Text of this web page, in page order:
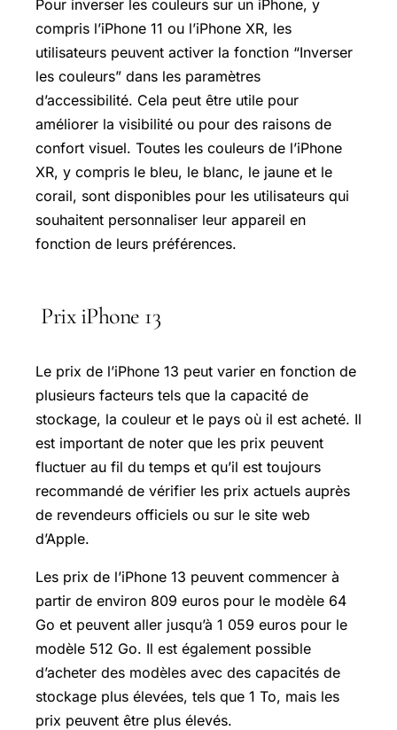
Pour inverser les couleurs sur un iPhone, y
compris l’iPhone 11 ou l’iPhone XR, les
utilisateurs peuvent activer la fonction “Inverser
les couleurs” dans les paramètres
d’accessibilité. Cela peut être utile pour
améliorer la visibilité ou pour des raisons de
confort visuel. Toutes les couleurs de l’iPhone
XR, y compris le bleu, le blanc, le jaune et le
corail, sont disponibles pour les utilisateurs qui
souhaitent personnaliser leur appareil en
fonction de leurs préférences.
Prix iPhone 13
Le prix de l’iPhone 13 peut varier en fonction de
plusieurs facteurs tels que la capacité de
stockage, la couleur et le pays où il est acheté. Il
est important de noter que les prix peuvent
fluctuer au fil du temps et qu’il est toujours
recommandé de vérifier les prix actuels auprès
de revendeurs officiels ou sur le site web
d’Apple.
Les prix de l’iPhone 13 peuvent commencer à
partir de environ 809 euros pour le modèle 64
Go et peuvent aller jusqu’à 1 059 euros pour le
modèle 512 Go. Il est également possible
d’acheter des modèles avec des capacités de
stockage plus élevées, tels que 1 To, mais les
prix peuvent être plus élevés.